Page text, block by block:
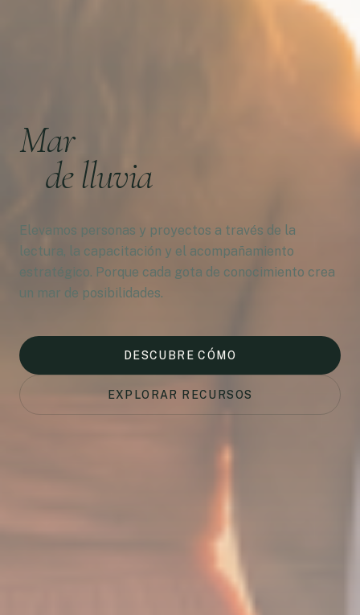
Mar
de lluvia
Elevamos personas y proyectos a través de la
lectura, la capacitación y el acompañamiento
estratégico. Porque cada gota de conocimiento crea
un mar de posibilidades.
DESCUBRE CÓMO
EXPLORAR RECURSOS